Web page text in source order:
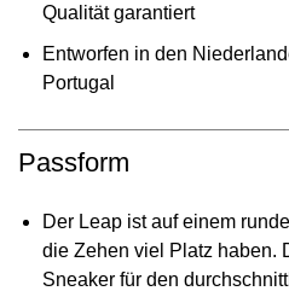
Qualität garantiert
Entworfen in den
Portugal
Passform
Der Leap ist auf einem
die Zehen viel Platz haben.
Sneaker für den